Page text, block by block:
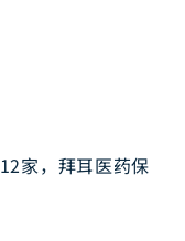
家，拜耳医药保